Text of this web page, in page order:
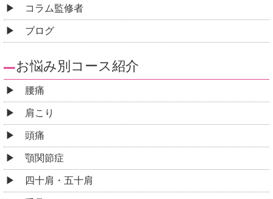
コラム監修者
ブログ
お悩み別コース紹介
腰痛
肩こり
頭痛
顎関節症
四十肩・五十肩